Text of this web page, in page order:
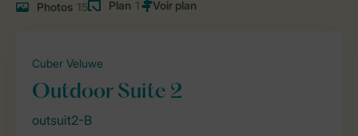
Photos 15 Plan 1
Cuber Veluwe
Outdoor Suite 2
outsuit2-B